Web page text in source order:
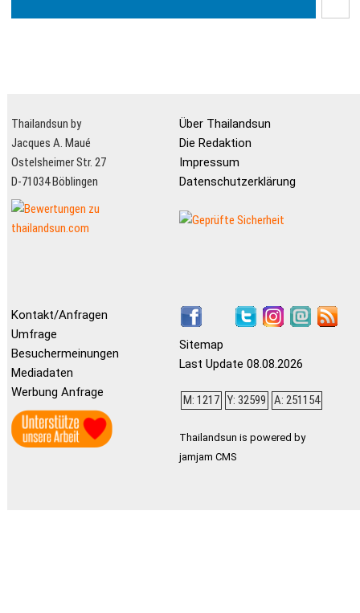
Thailandsun by
Jacques A. Maué
Ostelsheimer Str. 27
D-71034 Böblingen
Über Thailandsun
Die Redaktion
Impressum
Datenschutzerklärung
Kontakt/Anfragen
Umfrage
Besuchermeinungen
Mediadaten
Werbung Anfrage
Sitemap
Last Update 08.08.2026
M: 1217 Y: 32599 A: 251154
Thailandsun is powered by
jamjam CMS